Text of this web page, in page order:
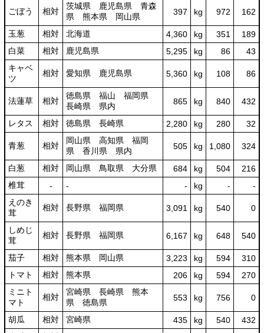
ごぼう 相対
茨城県 鹿児島県 青森
県 熊本県 岡山県
397 kg 972 162
玉葱 相対 北海道 4,360 kg 351
189
白菜
相対 鹿児島県 5,295 kg 86
43
キャベ
ツ
相対 愛知県 鹿児島県 5,360 kg 108 86
法蓮草 相対
徳島県 福山 福岡県
長崎県 県内
865 kg 840 432
レタス 相対 徳島県 長崎県 2,280 kg 280 32
青葱 相対
岡山県 高知県 福岡
県 香川県 県内
505 kg 1,080 324
白葱 相対 岡山県 鳥取県 大分県 684 kg 504
216
椎茸
‐ ‐ ‐ kg -
‐
えのき
茸
相対 長野県 福岡県 3,091 kg 540 0
しめじ
茸
相対 長野県 福岡県 6,167 kg 648 540
茄子 相対 熊本県 岡山県 3,223 kg 594
310
トマト
相対 熊本県 206 kg 594
270
ミニト
マト
相対
宮崎県 長崎県 熊本
県 徳島県
553 kg 756 0
胡瓜 相対 宮崎県 435 kg 540
432